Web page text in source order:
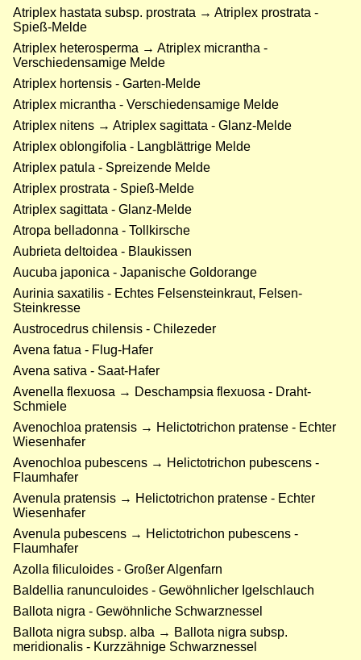
Atriplex hastata subsp. prostrata → Atriplex prostrata -
Spieß-Melde
Atriplex heterosperma → Atriplex micrantha -
Verschiedensamige Melde
Atriplex hortensis - Garten-Melde
Atriplex micrantha - Verschiedensamige Melde
Atriplex nitens → Atriplex sagittata - Glanz-Melde
Atriplex oblongifolia - Langblättrige Melde
Atriplex patula - Spreizende Melde
Atriplex prostrata - Spieß-Melde
Atriplex sagittata - Glanz-Melde
Atropa belladonna - Tollkirsche
Aubrieta deltoidea - Blaukissen
Aucuba japonica - Japanische Goldorange
Aurinia saxatilis - Echtes Felsensteinkraut, Felsen-
Steinkresse
Austrocedrus chilensis - Chilezeder
Avena fatua - Flug-Hafer
Avena sativa - Saat-Hafer
Avenella flexuosa → Deschampsia flexuosa - Draht-
Schmiele
Avenochloa pratensis → Helictotrichon pratense - Echter
Wiesenhafer
Avenochloa pubescens → Helictotrichon pubescens -
Flaumhafer
Avenula pratensis → Helictotrichon pratense - Echter
Wiesenhafer
Avenula pubescens → Helictotrichon pubescens -
Flaumhafer
Azolla filiculoides - Großer Algenfarn
Baldellia ranunculoides - Gewöhnlicher Igelschlauch
Ballota nigra - Gewöhnliche Schwarznessel
Ballota nigra subsp. alba → Ballota nigra subsp.
meridionalis - Kurzzähnige Schwarznessel